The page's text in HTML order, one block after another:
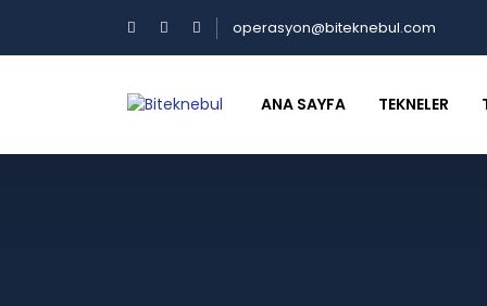
operasyon@biteknebul.com
ANA SAYFA TEKNELER